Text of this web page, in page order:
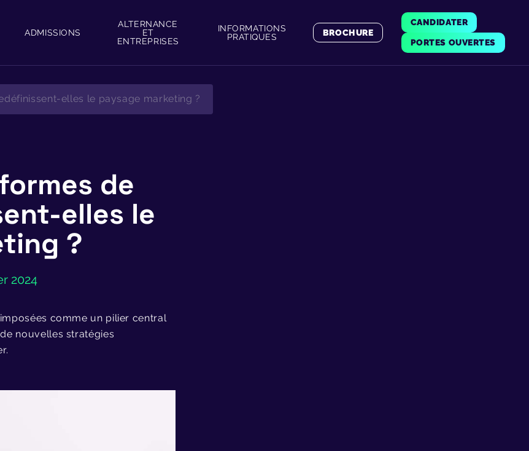
ADMISSIONS
ALTERNANCE
ET
ENTREPRISES
INFORMATIONS
PRATIQUES
BROCHURE
CANDIDATER
PORTES OUVERTES
elles le paysage marketing ?
de
elles le
?
2024
comme un pilier central
nouvelles stratégies